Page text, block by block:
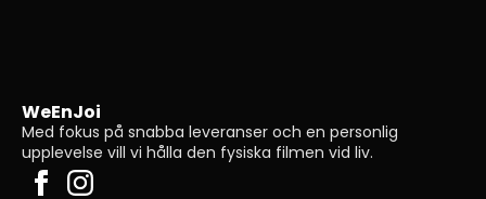
WeEnJoi
Med fokus på snabba leveranser och en personlig
upplevelse vill vi hålla den fysiska filmen vid liv.